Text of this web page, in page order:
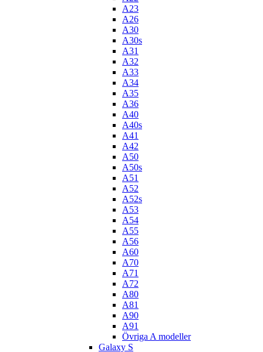
A23
A26
A30
A30s
A31
A32
A33
A34
A35
A36
A40
A40s
A41
A42
A50
A50s
A51
A52
A52s
A53
A54
A55
A56
A60
A70
A71
A72
A80
A81
A90
A91
Övriga A modeller
Galaxy S